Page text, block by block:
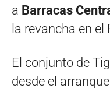
a Barracas
la revancha en el
El conjunto de
desde el